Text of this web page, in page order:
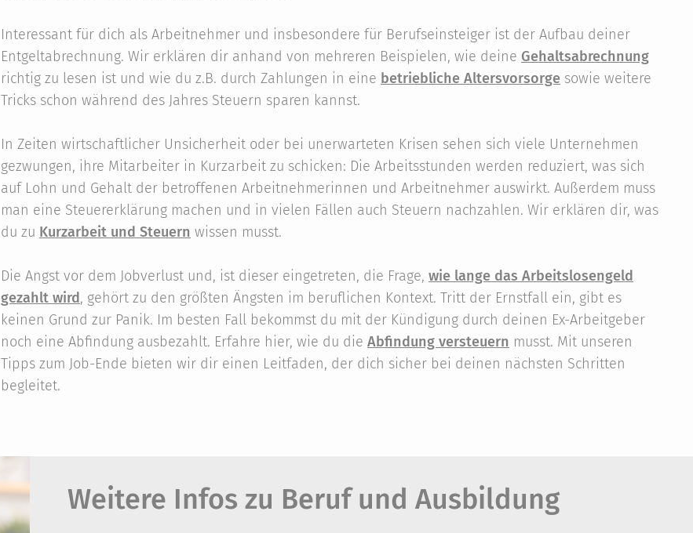
Interessant für dich als Arbeitnehmer und insbesondere für Berufseinsteiger ist der Aufbau deiner
Entgeltabrechnung. Wir erklären dir anhand von mehreren Beispielen, wie deine Gehaltsabrechnung
richtig zu lesen ist und wie du z.B. durch Zahlungen in eine betriebliche Altersvorsorge sowie weitere
Tricks schon während des Jahres Steuern sparen kannst.
In Zeiten wirtschaftlicher Unsicherheit oder bei unerwarteten Krisen sehen sich viele Unternehmen
gezwungen, ihre Mitarbeiter in Kurzarbeit zu schicken: Die Arbeitsstunden werden reduziert, was sich
auf Lohn und Gehalt der betroffenen Arbeitnehmerinnen und Arbeitnehmer auswirkt. Außerdem muss
man eine Steuererklärung machen und in vielen Fällen auch Steuern nachzahlen. Wir erklären dir, was
du zu Kurzarbeit und Steuern wissen musst.
Die Angst vor dem Jobverlust und, ist dieser eingetreten, die Frage, wie lange das Arbeitslosengeld
gezahlt wird, gehört zu den größten Ängsten im beruflichen Kontext. Tritt der Ernstfall ein, gibt es
keinen Grund zur Panik. Im besten Fall bekommst du mit der Kündigung durch deinen Ex-Arbeitgeber
noch eine Abfindung ausbezahlt. Erfahre hier, wie du die Abfindung versteuern musst. Mit unseren
Tipps zum Job-Ende bieten wir dir einen Leitfaden, der dich sicher bei deinen nächsten Schritten
begleitet.
Weitere Infos zu Beruf und Ausbildung